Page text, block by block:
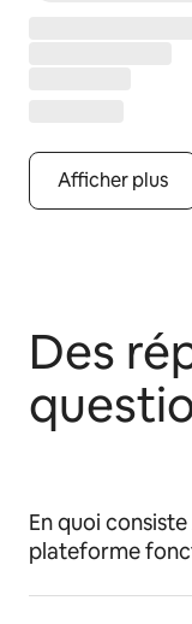
Afficher plus
Des
En quoi
plateforme